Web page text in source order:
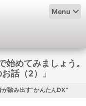
Menu
めてみましょう。
話（2）」
が踏み出す”かんたんDX”